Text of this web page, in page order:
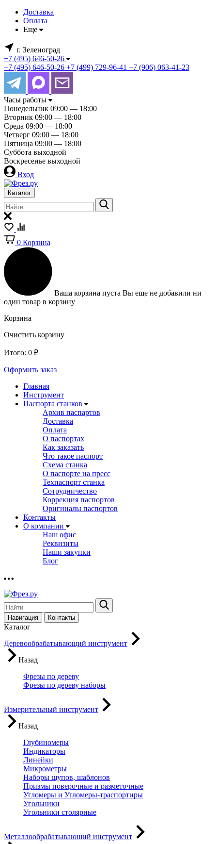
Доставка
Оплата
Еще
г. Зеленоград
+7 (495) 646-50-26
+7 (495) 646-50-26 +7 (499) 729-96-41 +7 (906) 063-41-23
Часы работы
Понедельник 09:00 — 18:00
Вторник 09:00 — 18:00
Среда 09:00 — 18:00
Четверг 09:00 — 18:00
Пятница 09:00 — 18:00
Суббота выходной
Воскресенье выходной
Вход
Каталог
0 Корзина
Ваша корзина пуста Вы еще не добавили ни
один товар в корзину
Корзина
Очистить корзину
Итого: 0 ₽
Оформить заказ
Главная
Инструмент
Паспорта станков
Архив паспартов
Доставка
Оплата
О паспортах
Как заказать
Что такое паспорт
Схема станка
О паспорте на пресс
Техпаспорт станка
Сотрудничество
Коррекция паспортов
Оригиналы паспортов
Контакты
О компании
Наш офис
Реквизиты
Наши закупки
Блог
Навигация Контакты
Каталог
Деревообрабатывающий инструмент
Назад
Фрезы по дереву
Фрезы по дереву наборы
Измерительный инструмент
Назад
Глубиномеры
Индикаторы
Линейки
Микрометры
Наборы щупов, шаблонов
Призмы поверочные и разметочные
Угломеры и Угломеры-траспортиры
Угольники
Угольники столярные
Металлообрабатывающий инструмент